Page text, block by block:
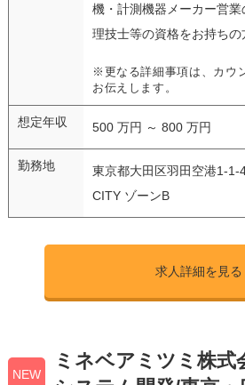
機・計測機器メーカー営
理技士等の資格をお持ちの
※更なる詳細事項は、カウ
お伝えします。
想定年収 500 万円 ～ 800 万円
勤務地
東京都大田区羽田空港1-1-
CITY ゾーンB
求人詳細を見る
NEW
ミネベアミツミ株式